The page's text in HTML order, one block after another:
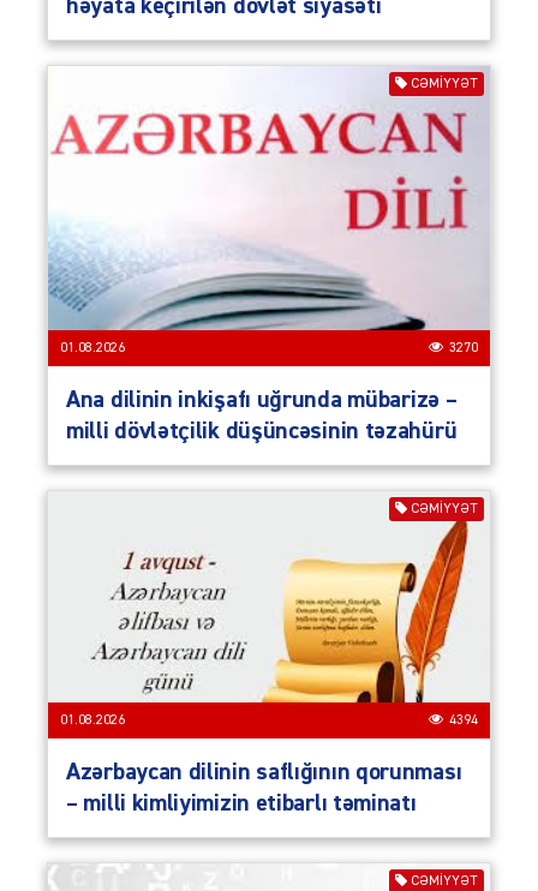
həyata keçirilən dövlət siyasəti
CƏMIYYƏT
01.08.2026 3270
Ana dilinin inkişafı uğrunda mübarizə –
milli dövlətçilik düşüncəsinin təzahürü
CƏMIYYƏT
01.08.2026 4394
Azərbaycan dilinin saflığının qorunması
– milli kimliyimizin etibarlı təminatı
CƏMIYYƏT